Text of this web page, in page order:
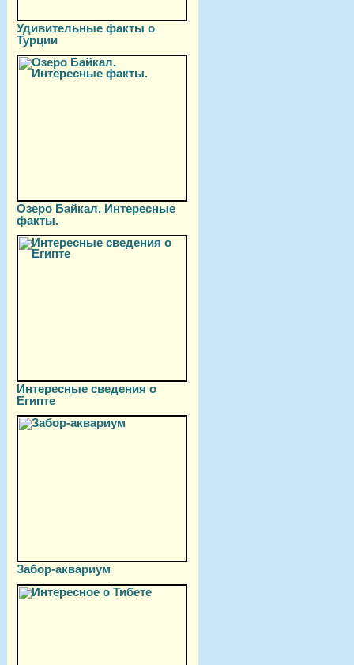
Удивительные факты о
Турции
Озеро Байкал. Интересные
факты.
Интересные сведения о
Египте
Забор-аквариум